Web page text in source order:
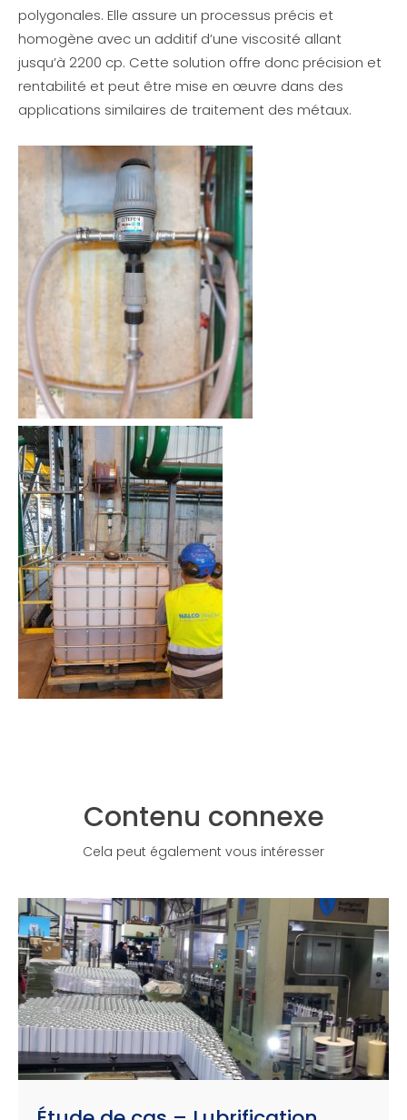
polygonales. Elle assure un processus précis et
homogène avec un additif d’une viscosité allant
jusqu’à 2200 cp. Cette solution offre donc précision et
rentabilité et peut être mise en œuvre dans des
applications similaires de traitement des métaux.
Contenu connexe
Cela peut également vous intéresser